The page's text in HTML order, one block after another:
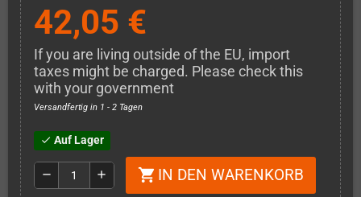
42,05 €
If you are living outside of the EU, import
taxes might be charged. Please check this
with your government
Versandfertig in 1 - 2 Tagen
check Auf Lager
remove add shopping_cart IN DEN WARENKORB